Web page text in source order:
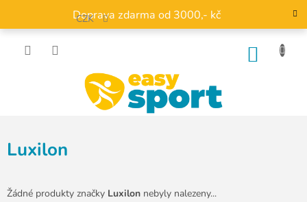
obsah
Doprava zdarma od 3000,- kč
CZK
Luxilon
Žádné produkty značky Luxilon nebyly nalezeny...